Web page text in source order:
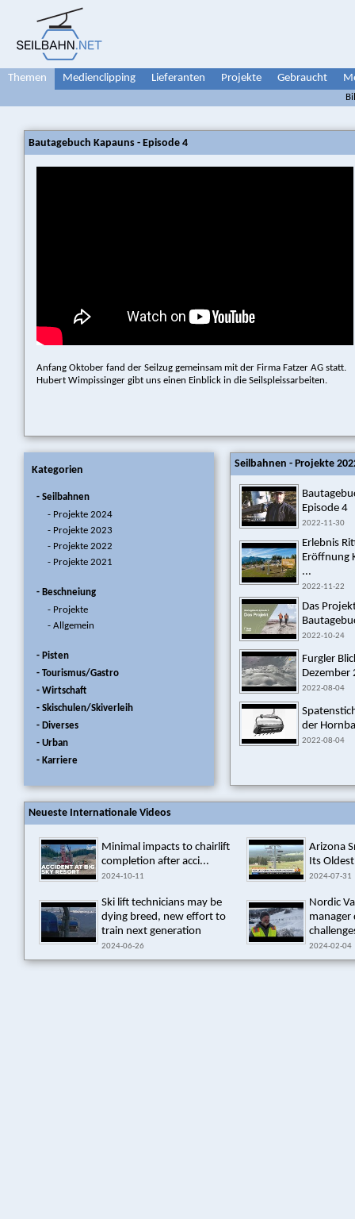
Themen Medienclipping Lieferanten Projekte Gebraucht
Bautagebuch Kapauns - Episode 4
Anfang Oktober fand der Seilzug gemeinsam mit der Firma Fatzer AG statt.
Hubert Wimpissinger gibt uns einen Einblick in die Seilspleissarbeiten.
Kategorien
- Seilbahnen
- Projekte 2024
- Projekte 2023
- Projekte 2022
- Projekte 2021
- Beschneiung
- Projekte
- Allgemein
- Pisten
- Tourismus/Gastro
- Wirtschaft
- Skischulen/Skiverleih
- Diverses
- Urban
- Karriere
Seilbahnen - Projekte
Episode 4
2022-11-30
Erlebnis
Eröffnung
...
2022-11-22
Das
2022-10-24
Furgler
Dezember
2022-08-04
der
2022-08-04
Neueste Internationale Videos
Minimal impacts to chairlift
completion after acci...
2024-10-11
Arizona
Its
2024-07-31
Ski lift technicians may be
dying breed, new effort to
train next generation
2024-06-26
Nordic
manager
2024-02-04